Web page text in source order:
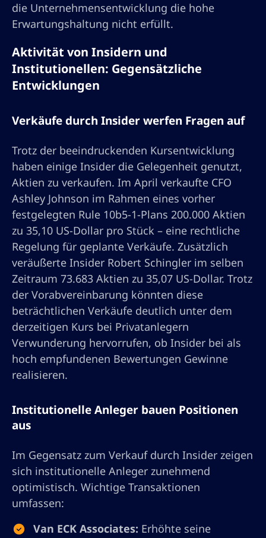
die Unternehmensentwicklung die hohe
Erwartungshaltung nicht erfüllt.
Aktivität von Insidern und
Institutionellen: Gegensätzliche
Entwicklungen
Verkäufe durch Insider werfen Fragen auf
Trotz der beeindruckenden Kursentwicklung
haben einige Insider die Gelegenheit genutzt,
Aktien zu verkaufen. Im April verkaufte CFO
Ashley Johnson im Rahmen eines vorher
festgelegten Rule 10b5-1-Plans 200.000 Aktien
zu 35,10 US-Dollar pro Stück – eine rechtliche
Regelung für geplante Verkäufe. Zusätzlich
veräußerte Insider Robert Schingler im selben
Zeitraum 73.683 Aktien zu 35,07 US-Dollar. Trotz
der Vorabvereinbarung könnten diese
beträchtlichen Verkäufe deutlich unter dem
derzeitigen Kurs bei Privatanlegern
Verwunderung hervorrufen, ob Insider bei als
hoch empfundenen Bewertungen Gewinne
realisieren.
Institutionelle Anleger bauen Positionen
aus
Im Gegensatz zum Verkauf durch Insider zeigen
sich institutionelle Anleger zunehmend
optimistisch. Wichtige Transaktionen
umfassen:
Van ECK Associates: Erhöhte seine